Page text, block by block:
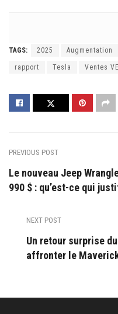
TAGS: 2025 Augmentation
rapport Tesla Ventes VE
PREVIOUS POST
Le nouveau Jeep
990 $ : qu’est-ce qui
NEXT POST
Un retour surprise
affronter le